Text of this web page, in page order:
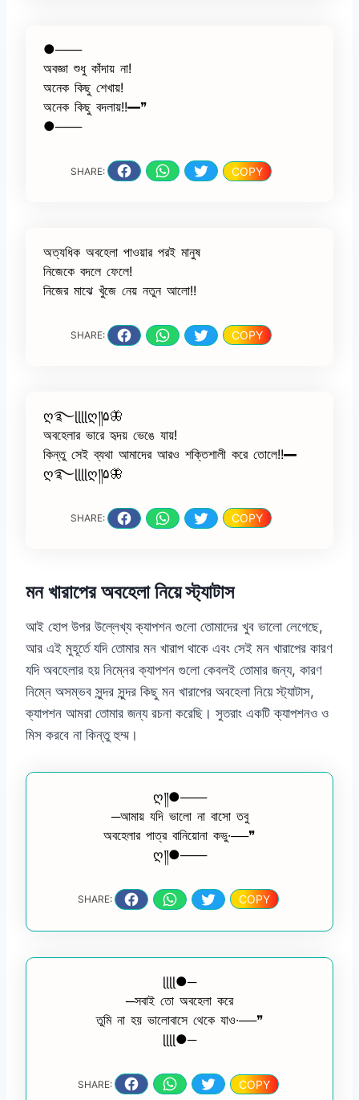
●───
অবজ্ঞা শুধু কাঁদায় না!
অনেক কিছু শেখায়!
অনেক কিছু বদলায়!!━❞
●───
SHARE: COPY
অত্যধিক অবহেলা পাওয়ার পরই মানুষ
নিজেকে বদলে ফেলে!
নিজের মাঝে খুঁজে নেয় নতুন আলো!!
SHARE: COPY
ღ࿐ɭɭɭɭღ༎۵🦋
অবহেলার ভারে হৃদয় ভেঙে যায়!
কিন্তু সেই ব্যথা আমাদের আরও শক্তিশালী করে তোলে!!━
ღ࿐ɭɭɭɭღ༎۵🦋
SHARE: COPY
মন খারাপের অবহেলা নিয়ে স্ট্যাটাস
আই হোপ উপর উল্লেখ্য ক্যাপশন গুলো তোমাদের খুব ভালো লেগেছে,
আর এই মুহূর্তে যদি তোমার মন খারাপ থাকে এবং সেই মন খারাপের কারণ
যদি অবহেলার হয় নিম্নের ক্যাপশন গুলো কেবলই তোমার জন্য, কারণ
নিম্নে অসম্ভব সুন্দর সুন্দর কিছু মন খারাপের অবহেলা নিয়ে স্ট্যাটাস,
ক্যাপশন আমরা তোমার জন্য রচনা করেছি। সুতরাং একটি ক্যাপশনও ও
মিস করবে না কিন্তু হুম্ম।
ღ༎●───
─আমায় যদি ভালো না বাসো তবু
অবহেলার পাত্র বানিয়োনা কভু∙──❞
ღ༎●───
SHARE: COPY
ɭɭɭɭ●─
─সবাই তো অবহেলা করে
তুমি না হয় ভালোবাসে থেকে যাও∙──❞
ɭɭɭɭ●─
SHARE: COPY